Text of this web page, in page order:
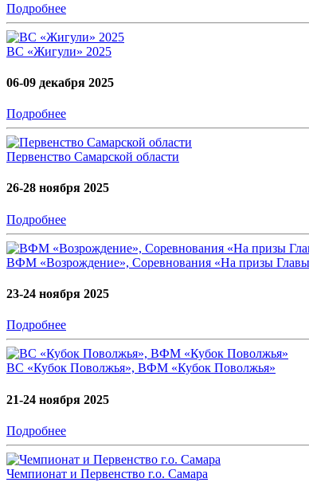
Подробнее
ВС «Жигули» 2025
06-09 декабря 2025
Подробнее
Первенство Самарской области
26-28 ноября 2025
Подробнее
ВФМ «Возрождение», Соревнования «На призы Главы
23-24 ноября 2025
Подробнее
ВС «Кубок Поволжья», ВФМ «Кубок Поволжья»
21-24 ноября 2025
Подробнее
Чемпионат и Первенство г.о. Самара